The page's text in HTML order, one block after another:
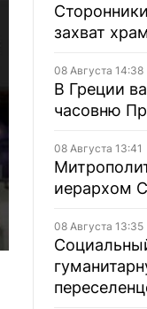
захват
08 Августа 14:38
В Греции
часовню
08 Августа 13:41
иерархом
08 Августа 13:35